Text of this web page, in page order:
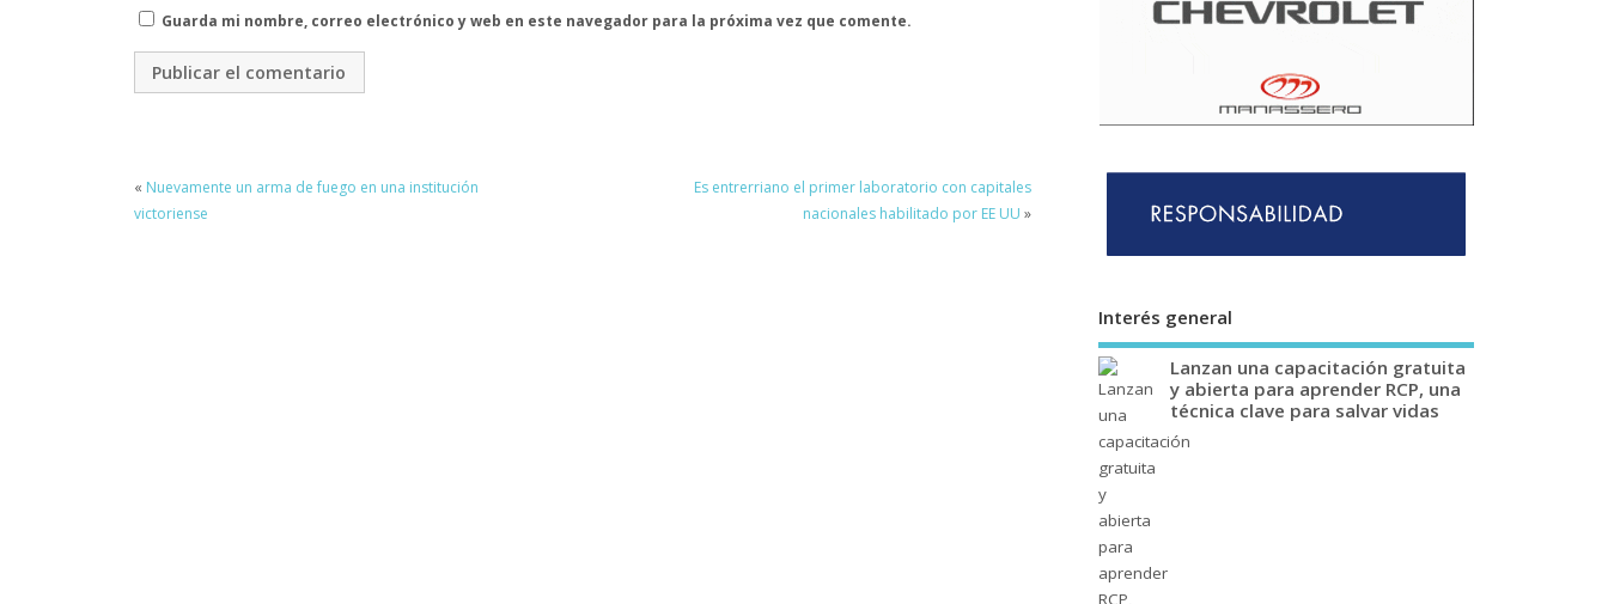
Guarda mi nombre, correo electrónico y web en este navegador para la próxima vez que comente.
« Nuevamente un arma de fuego en una institución
victoriense
Es entrerriano el primer laboratorio con capitales
nacionales habilitado por EE UU »
Interés general
Lanzan una capacitación gratuita
y abierta para aprender RCP, una
técnica clave para salvar vidas